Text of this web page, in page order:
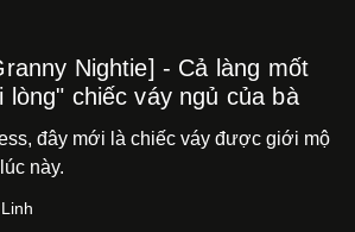
Nightie] - Cả làng mốt
lòng" chiếc váy ngủ của bà
đây mới là chiếc váy được giới mộ
này.